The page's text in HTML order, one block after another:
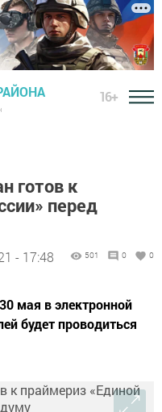
16+
готов к
перед
- 17:48 501 0 0
мая в электронной
будет проводиться